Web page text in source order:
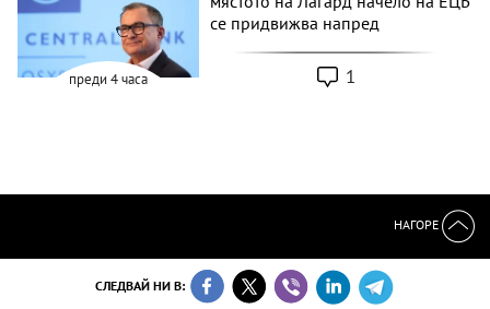
преди 4 часа
се придвижва напред
1
НАГОРЕ
СЛЕДВАЙ НИ В: